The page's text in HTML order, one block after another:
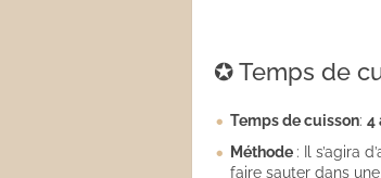
✪ Temps de
Temps de cuisson: 4
Méthode : Il s’agira
faire sauter dans